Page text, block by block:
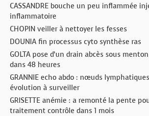
CASSANDRE bouche un peu inflammée
inflammatoire
CHOPIN veiller à nettoyer les fesses
DOUNIA fin processus cyto synthèse ras
GOLTA pose d’un drain abcès sous
dans 48 heures
GRANNIE echo abdo : nœuds
évolution à surveiller
GRISETTE anémie : a remonté la pente
traitement contrôle dans 1 mois